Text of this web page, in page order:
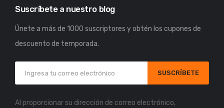
Suscríbete a nuestro blog
Únete a más de 1000 suscriptores y obtén los cupones de
descuento de temporada.
SUSCRÍBETE
Al proporcionar su dirección de correo electrónico,